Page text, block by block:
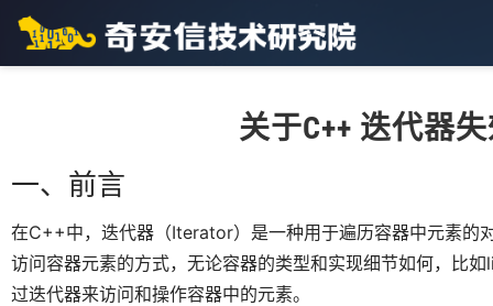
关于C++ 迭代器
一、前言
在C++中，迭代器（Iterator）是一种用于遍历容器中元素的
访问容器元素的方式，无论容器的类型和实现细节如何，比
过迭代器来访问和操作容器中的元素。